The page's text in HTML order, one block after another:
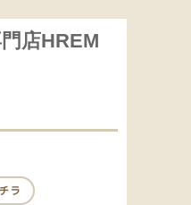
店HREM